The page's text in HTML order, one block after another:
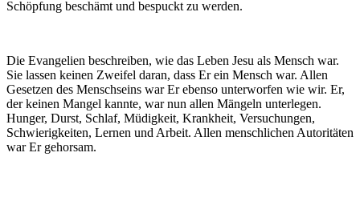
Schöpfung beschämt und bespuckt zu werden.
Die Evangelien beschreiben, wie das Leben Jesu als Mensch war.
Sie lassen keinen Zweifel daran, dass Er ein Mensch war. Allen
Gesetzen des Menschseins war Er ebenso unterworfen wie wir. Er,
der keinen Mangel kannte, war nun allen Mängeln unterlegen.
Hunger, Durst, Schlaf, Müdigkeit, Krankheit, Versuchungen,
Schwierigkeiten, Lernen und Arbeit. Allen menschlichen Autoritäten
war Er gehorsam.